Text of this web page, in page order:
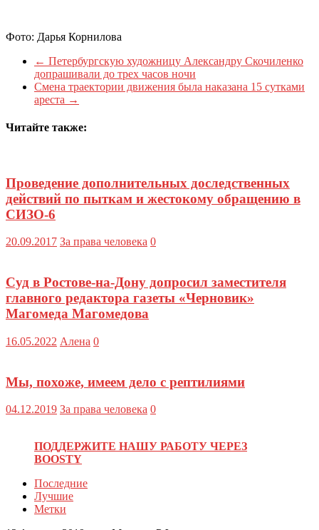
Фото: Дарья Корнилова
← Петербургскую художницу Александру Скочиленко
допрашивали до трех часов ночи
Смена траектории движения была наказана 15 сутками
ареста →
Читайте также:
Проведение дополнительных доследственных
действий по пыткам и жестокому обращению в
СИЗО-6
20.09.2017 За права человека 0
Суд в Ростове-на-Дону допросил заместителя
главного редактора газеты «Черновик»
Магомеда Магомедова
16.05.2022 Алена 0
Мы, похоже, имеем дело с рептилиями
04.12.2019 За права человека 0
ПОДДЕРЖИТЕ НАШУ РАБОТУ ЧЕРЕЗ
BOOSTY
Последние
Лучшие
Метки